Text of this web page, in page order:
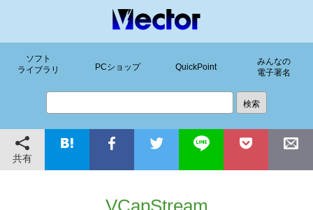
ソフト
ライブラリ
PCショップ QuickPoint
みんなの
電子署名
共有
VCapStream